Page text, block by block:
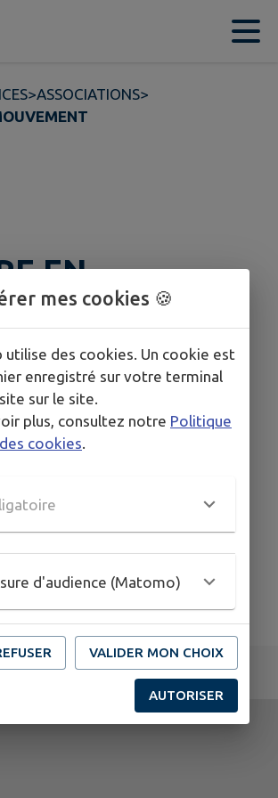
>ASSOCIATIONS>
EN
pas encore été complétée.
mes cookies 🍪
utilise des cookies. Un cookie est
enregistré sur votre terminal
sur le site.
plus, consultez notre Politique
cookies.
d'audience (Matomo)
VALIDER MON CHOIX
AUTORISER